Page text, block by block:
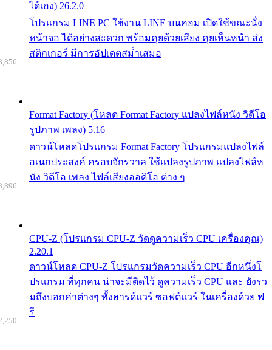
ได้เอง) 26.2.0
โปรแกรม LINE PC ใช้งาน LINE บนคอม เปิดใช้ขณะนั่ง
หน้าจอ ได้อย่างสะดวก พร้อมคุยด้วยเสียง คุยเห็นหน้า ส่ง
สติกเกอร์ มีการอัปเดตสม่ำเสมอ
Format Factory (โหลด Format Factory แปลงไฟล์หนัง วิดีโอ
รูปภาพ เพลง) 5.16
ดาวน์โหลดโปรแกรม Format Factory โปรแกรมแปลงไฟล์
อเนกประสงค์ ครอบจักรวาล ใช้แปลงรูปภาพ แปลงไฟล์ห
นัง วิดีโอ เพลง ไฟล์เสียงออดิโอ ต่าง ๆ
CPU-Z (โปรแกรม CPU-Z วัดดูความเร็ว CPU เครื่องคุณ)
2.20.1
ดาวน์โหลด CPU-Z โปรแกรมวัดความเร็ว CPU อีกหนึ่งโ
ปรแกรม ที่ทุกคน น่าจะมีติดไว้ ดูความเร็ว CPU และ ยังรว
มถึงบอกค่าต่างๆ ทั้งฮารด์แวร์ ซอฟต์แวร์ ในเครื่องด้วย ฟ
รี